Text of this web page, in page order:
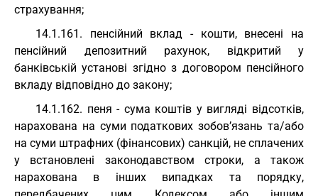
страхування;
14.1.161. пенсійний вклад - кошти, внесені на
пенсійний депозитний рахунок, відкритий у
банківській установі згідно з договором пенсійного
вкладу відповідно до закону;
14.1.162. пеня - сума коштів у вигляді відсотків,
нарахована на суми податкових зобов’язань та/або
на суми штрафних (фінансових) санкцій, не сплачених
у встановлені законодавством строки, а також
нарахована в інших випадках та порядку,